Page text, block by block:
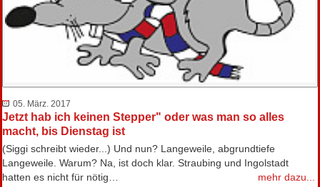
05. März. 2017
Jetzt hab ich keinen Stepper" oder was man so alles
macht, bis Dienstag ist
(Siggi schreibt wieder...) Und nun? Langeweile, abgrundtiefe
Langeweile. Warum? Na, ist doch klar. Straubing und Ingolstadt
hatten es nicht für nötig…
mehr dazu...